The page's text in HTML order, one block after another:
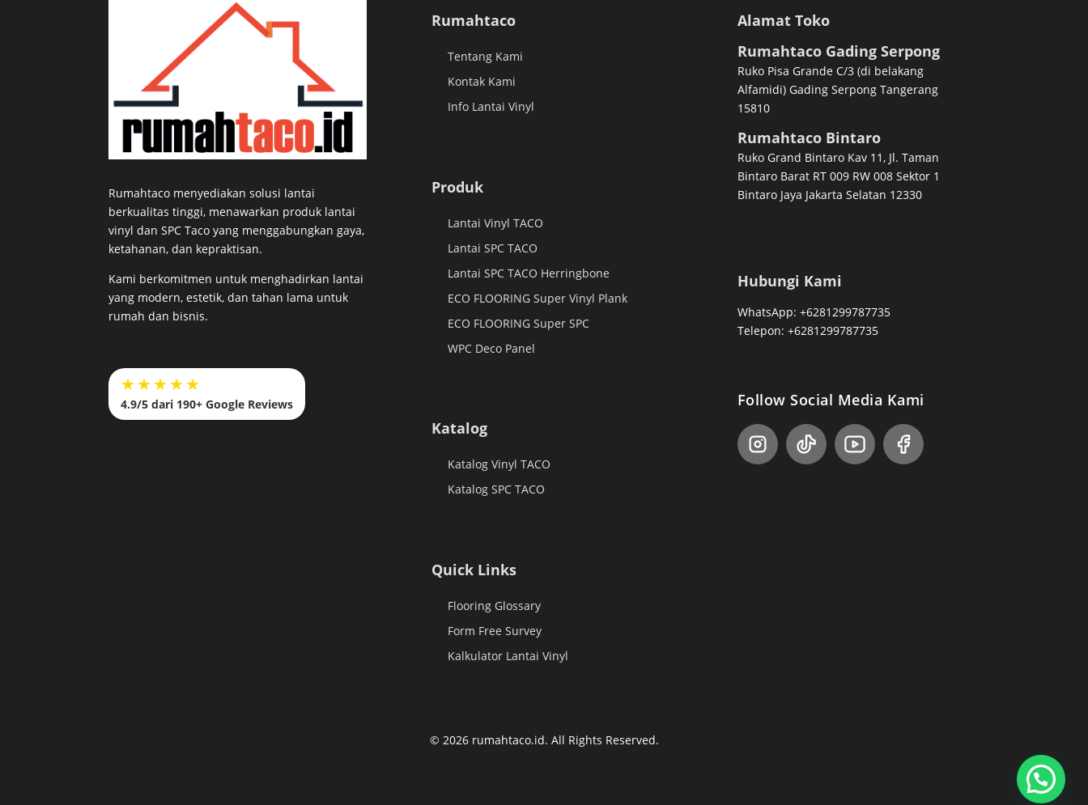
Rumahtaco menyediakan solusi lantai
berkualitas tinggi, menawarkan produk lantai
vinyl dan SPC Taco yang menggabungkan gaya,
ketahanan, dan kepraktisan.
Kami berkomitmen untuk menghadirkan lantai
yang modern, estetik, dan tahan lama untuk
rumah dan bisnis.
★★★★★
4.9/5 dari 190+ Google Reviews
Rumahtaco
Tentang Kami
Kontak Kami
Info Lantai Vinyl
Produk
Lantai Vinyl TACO
Lantai SPC TACO
Lantai SPC TACO Herringbone
ECO FLOORING Super Vinyl Plank
ECO FLOORING Super SPC
WPC Deco Panel
Katalog
Katalog Vinyl TACO
Katalog SPC TACO
Quick Links
Flooring Glossary
Form Free Survey
Kalkulator Lantai Vinyl
Alamat Toko
Rumahtaco Gading Serpong
Ruko Pisa Grande C/3 (di belakang
Alfamidi) Gading Serpong Tangerang
15810
Rumahtaco Bintaro
Ruko Grand Bintaro Kav 11, Jl. Taman
Bintaro Barat RT 009 RW 008 Sektor 1
Bintaro Jaya Jakarta Selatan 12330
Hubungi Kami
WhatsApp: +6281299787735
Telepon: +6281299787735
Follow Social Media Kami
© 2026 rumahtaco.id. All Rights Reserved.